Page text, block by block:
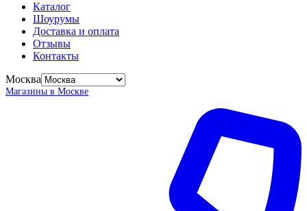
Каталог
Шоурумы
Доставка и оплата
Отзывы
Контакты
Москва
Магазины в Москве